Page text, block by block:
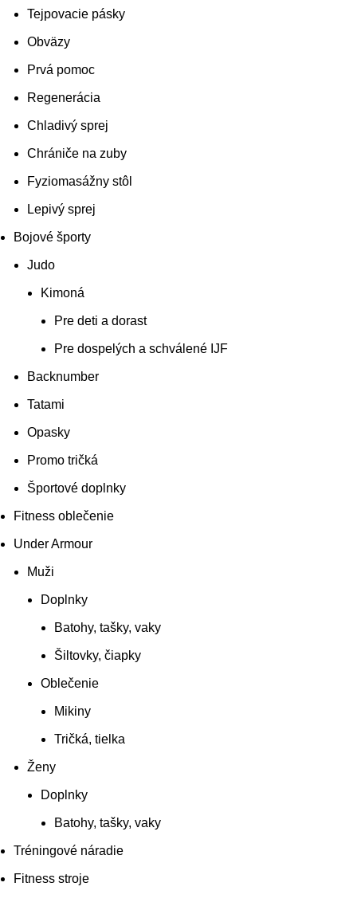
Tejpovacie pásky
Obväzy
Prvá pomoc
Regenerácia
Chladivý sprej
Chrániče na zuby
Fyziomasážny stôl
Lepivý sprej
Bojové športy
Judo
Kimoná
Pre deti a dorast
Pre dospelých a schválené IJF
Backnumber
Tatami
Opasky
Promo tričká
Športové doplnky
Fitness oblečenie
Under Armour
Muži
Doplnky
Batohy, tašky, vaky
Šiltovky, čiapky
Oblečenie
Mikiny
Tričká, tielka
Ženy
Doplnky
Batohy, tašky, vaky
Tréningové náradie
Fitness stroje